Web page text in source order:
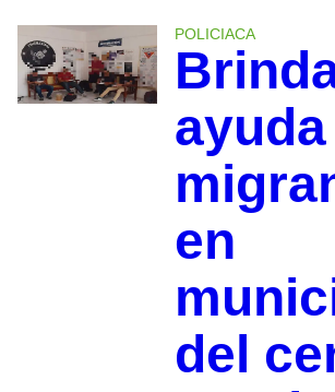
POLICIACA
en
del